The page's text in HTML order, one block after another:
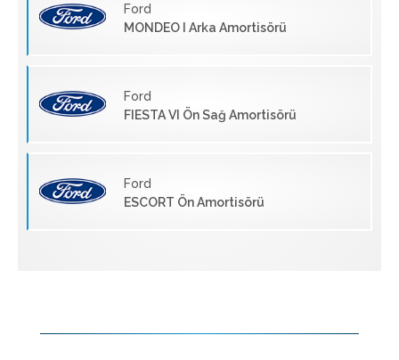
Ford
MONDEO I Arka Amortisörü
Ford
FIESTA VI Ön Sağ Amortisörü
Ford
ESCORT Ön Amortisörü